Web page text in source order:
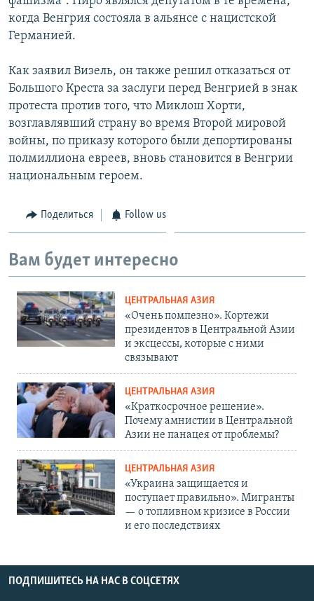
когда Венгрия состояла в альянсе с нацистской
Германией.
Как заявил Визель, он также решил отказаться от
Большого Креста за заслуги перед Венгрией в знак
протеста против того, что Миклош Хорти,
возглавлявший страну во время Второй мировой
войны, по приказу которого были депортированы
полмиллиона евреев, вновь становится в Венгрии
национальным героем.
Поделиться Follow us
Вам будет интересно
ЦЕНТРАЛЬНАЯ АЗИЯ
«Очень помпезно». Кортежи
президентов в Центральной Азии
и эксцессы, которые с ними
связывают
ЦЕНТРАЛЬНАЯ АЗИЯ
«Краткосрочное решение».
Почему амнистии в Центральной
Азии не панацея от проблемы?
ЦЕНТРАЛЬНАЯ АЗИЯ
«Украина защищается и
поступает правильно». Мигранты
— о топливном кризисе в России
и его последствиях
ПОДПИШИТЕСЬ НА НАС В СОЦСЕТЯХ